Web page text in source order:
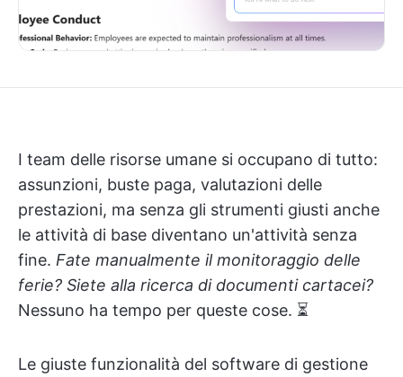
I team delle risorse umane si occupano di tutto:
assunzioni, buste paga, valutazioni delle
prestazioni, ma senza gli strumenti giusti anche
le attività di base diventano un'attività senza
fine. Fate manualmente il monitoraggio delle
ferie? Siete alla ricerca di documenti cartacei?
Nessuno ha tempo per queste cose. ⏳
Le giuste funzionalità del software di gestione